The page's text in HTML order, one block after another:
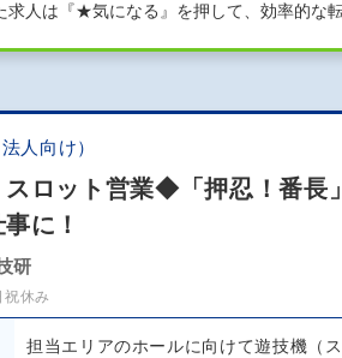
求人は『★気になる』を押して、効率的な
人向け）
スロット営業◆「押忍！番長
に！
研
祝休み
担当エリアのホールに向けて遊技機（